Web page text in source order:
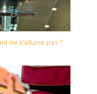
ne s’allume pas ?